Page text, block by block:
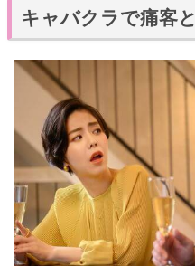
キャバクラで痛客